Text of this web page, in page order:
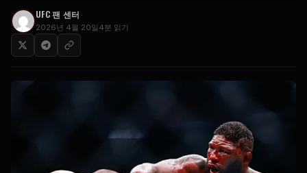
UFC팬 센터
2026년 4월 20일 4분 읽기